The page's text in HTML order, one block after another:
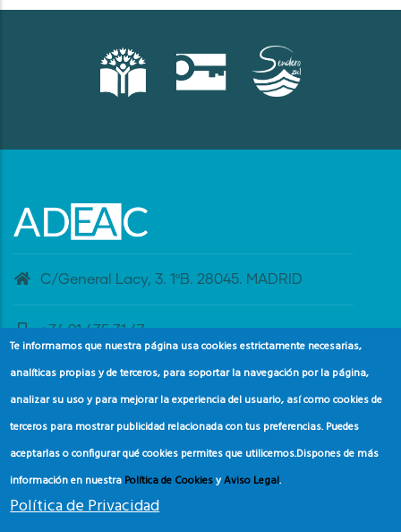
C/General Lacy, 3. 1ºB. 28045. MADRID
+34 91 435 31 47
banderaazul@adeac.es
Te informamos que nuestra página usa cookies estrictamente necesarias,
analíticas propias y de terceros, para soportar la navegación por la página,
analizar su uso y para mejorar la experiencia del usuario, así como cookies de
terceros para mostrar publicidad relacionada con tus preferencias. Puedes
aceptarlas o configurar qué cookies permites que utilicemos.Dispones de más
información en nuestra Política de CookiesyAviso Legal.
Política de Privacidad